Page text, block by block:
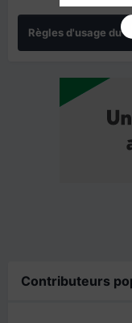
Règles d'usage du
Contributeurs